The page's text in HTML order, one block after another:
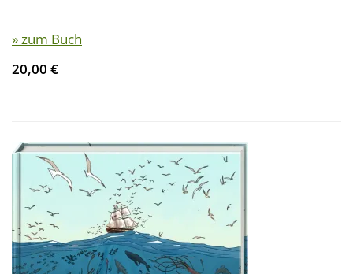
» zum Buch
20,00 €